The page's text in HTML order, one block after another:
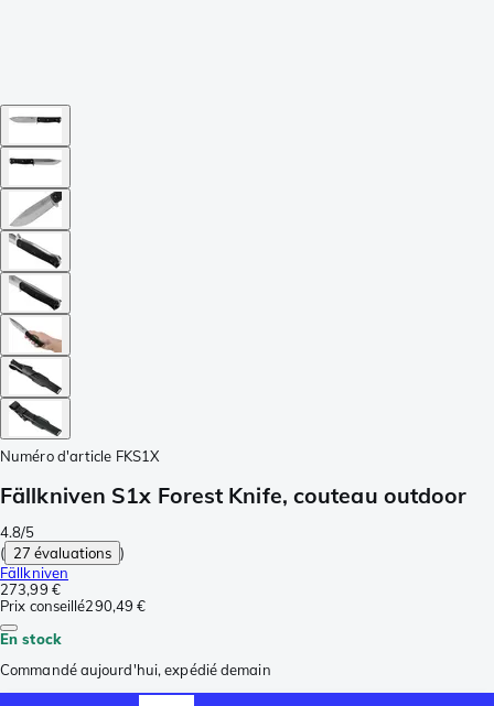
Numéro d'article FKS1X
Fällkniven S1x Forest Knife, couteau outdoor
4.8/5
( 27 évaluations )
Fällkniven
273,99 €
Prix conseillé290,49 €
En stock
Commandé aujourd'hui, expédié demain